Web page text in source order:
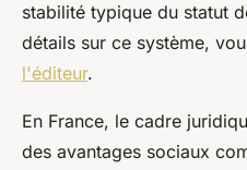
stabilité typique du statut
détails sur ce système,
l'éditeur.
En France, le cadre
des avantages sociaux